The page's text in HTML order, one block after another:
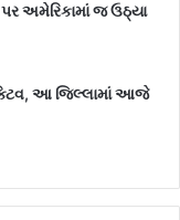
અમેરિકામાં જ ઉઠ્યા
આ જિલ્લામાં આજે